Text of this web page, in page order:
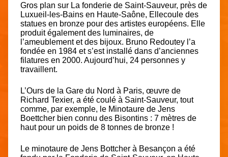
Gros plan sur La fonderie de Saint-Sauveur, près de
Luxueil-les-Bains en Haute-Saône, Ellecoule des
statues en bronze pour des artistes européens. Elle
produit également des luminaires, de
l’ameublement et des bijoux. Bruno Redoutey l’a
fondée en 1984 et s’est installé dans d’anciennes
filatures en 2000. Aujourd’hui, 24 personnes y
travaillent.
L’Ours de la Gare du Nord à Paris, œuvre de
Richard Texier, a été coulé à Saint-Sauveur, tout
comme, par exemple, le Minotaure de Jens
Boettcher bien connu des Bisontins : 7 mètres de
haut pour un poids de 8 tonnes de bronze !
Le minotaure de Jens Bottcher à Besançon a été